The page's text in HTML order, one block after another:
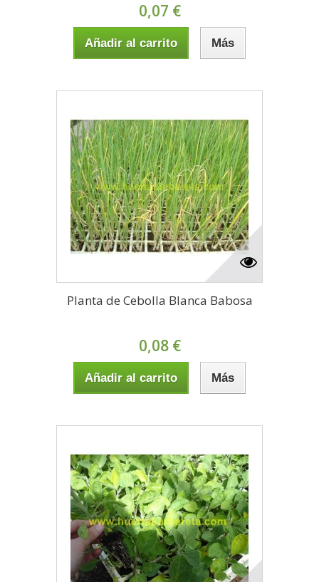
0,07 €
Añadir al carrito Más
Planta de Cebolla Blanca Babosa
0,08 €
Añadir al carrito Más